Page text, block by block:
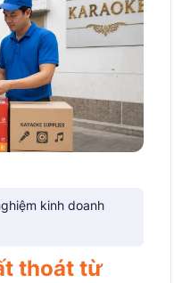
kinh doanh
thoát từ